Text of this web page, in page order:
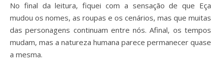
No final da leitura, fiquei com a sensação de que Eça
mudou os nomes, as roupas e os cenários, mas que muitas
das personagens continuam entre nós. Afinal, os tempos
mudam, mas a natureza humana parece permanecer quase
a mesma.